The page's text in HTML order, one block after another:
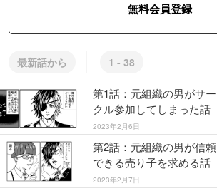
無料会員登録
最新話から 1 - 38
第1話：元組織の男がサー
クル参加してしまった話
2023年2月6日
第2話：元組織の男が信頼
できる売り子を求める話
2023年2月7日